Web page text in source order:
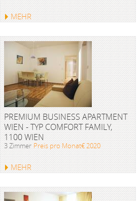
MEHR
PREMIUM BUSINESS APARTMENT
WIEN - TYP COMFORT FAMILY,
1100 WIEN
3 Zimmer Preis pro Monat€ 2020
MEHR